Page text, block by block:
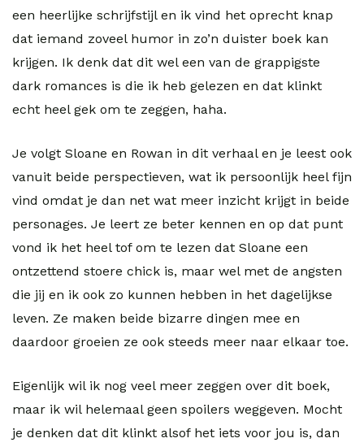
een heerlijke schrijfstijl en ik vind het oprecht knap
dat iemand zoveel humor in zo’n duister boek kan
krijgen. Ik denk dat dit wel een van de grappigste
dark romances is die ik heb gelezen en dat klinkt
echt heel gek om te zeggen, haha.
Je volgt Sloane en Rowan in dit verhaal en je leest ook
vanuit beide perspectieven, wat ik persoonlijk heel fijn
vind omdat je dan net wat meer inzicht krijgt in beide
personages. Je leert ze beter kennen en op dat punt
vond ik het heel tof om te lezen dat Sloane een
ontzettend stoere chick is, maar wel met de angsten
die jij en ik ook zo kunnen hebben in het dagelijkse
leven. Ze maken beide bizarre dingen mee en
daardoor groeien ze ook steeds meer naar elkaar toe.
Eigenlijk wil ik nog veel meer zeggen over dit boek,
maar ik wil helemaal geen spoilers weggeven. Mocht
je denken dat dit klinkt alsof het iets voor jou is, dan